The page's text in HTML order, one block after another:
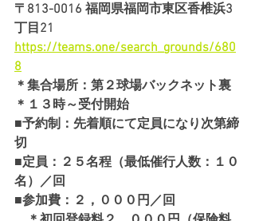
〒813-0016 福岡県福岡市東区香椎浜3
丁目21
https://teams.one/search_grounds/680
8
＊集合場所：第２球場バックネット裏
＊１３時～受付開始
■予約制：先着順にて定員になり次第締
切
■定員：２５名程（最低催行人数：１０
名）／回
■参加費：２，０００円／回